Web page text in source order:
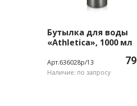
Бутылка для воды
«Athletica», 1000 мл
Арт.636028p/13
Наличие: по запросу